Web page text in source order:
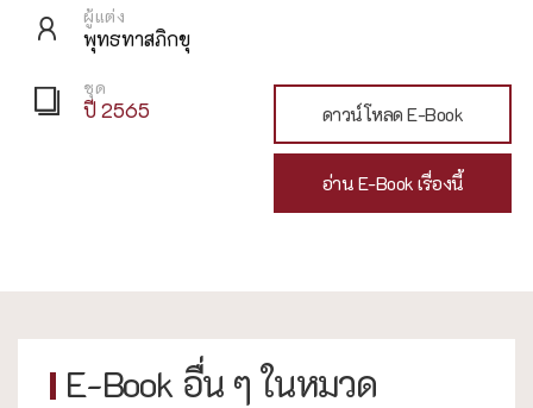
ผู้แต่ง
พุทธทาสภิกขุ
ชุด
ปี 2565 ดาวน์โหลด E-Book
อ่าน E-Book เรื่องนี้
E-Book อื่น ๆ ในหมวด